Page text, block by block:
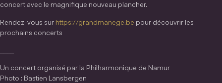
concert avec le magnifique nouveau plancher.
Rendez-vous sur https://grandmanege.be pour découvrir les
prochains concerts
Un concert organisé par la Philharmonique de Namur
Photo : Bastien Lansbergen